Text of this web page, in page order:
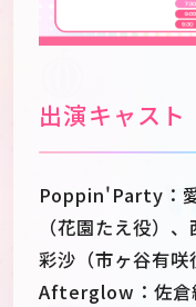
出演キャスト
Poppin'Party：
（花園たえ役）
彩沙（市ヶ谷有咲
Afterglow：佐倉